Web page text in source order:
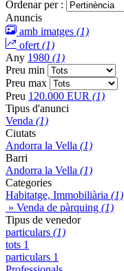
Ordenar per :
Anuncis
amb imatges (1)
ofert (1)
Any 1980 (1)
Preu min
Preu max
Preu 120.000 EUR (1)
Tipus d'anunci
Venda (1)
Ciutats
Andorra la Vella (1)
Barri
Andorra la Vella (1)
Categories
Habitatge, Immobiliària (1)
» Venda de pàrquing (1)
Tipus de venedor
particulars (1)
tots 1
particulars 1